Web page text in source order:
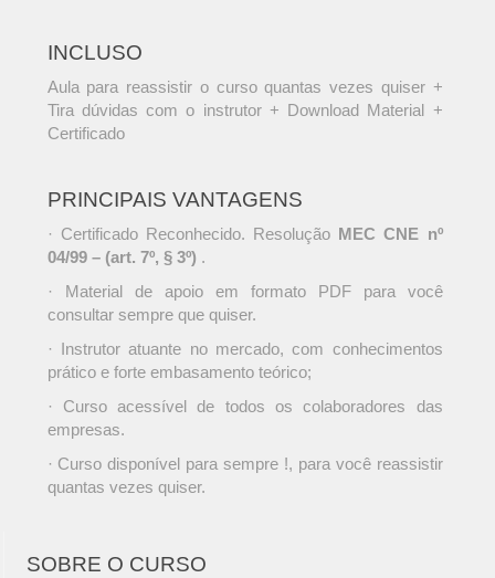
INCLUSO
Aula para reassistir o curso quantas vezes quiser +
Tira dúvidas com o instrutor + Download Material +
Certificado
PRINCIPAIS VANTAGENS
· Certificado Reconhecido. Resolução MEC CNE nº
04/99 – (art. 7º, § 3º) .
· Material de apoio em formato PDF para você
consultar sempre que quiser.
· Instrutor atuante no mercado, com conhecimentos
prático e forte embasamento teórico;
· Curso acessível de todos os colaboradores das
empresas.
· Curso disponível para sempre !, para você reassistir
quantas vezes quiser.
SOBRE O CURSO